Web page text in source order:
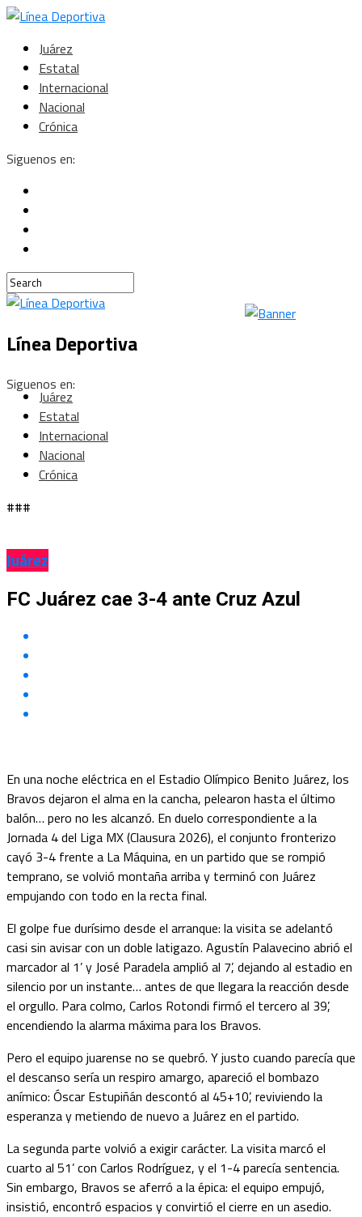
Juárez
Estatal
Internacional
Nacional
Crónica
Siguenos en:
Línea Deportiva
Siguenos en:
Juárez
Estatal
Internacional
Nacional
Crónica
###
Juárez
FC Juárez cae 3-4 ante Cruz Azul
En una noche eléctrica en el Estadio Olímpico Benito Juárez, los
Bravos dejaron el alma en la cancha, pelearon hasta el último
balón… pero no les alcanzó. En duelo correspondiente a la
Jornada 4 del Liga MX (Clausura 2026), el conjunto fronterizo
cayó 3-4 frente a La Máquina, en un partido que se rompió
temprano, se volvió montaña arriba y terminó con Juárez
empujando con todo en la recta final.
El golpe fue durísimo desde el arranque: la visita se adelantó
casi sin avisar con un doble latigazo. Agustín Palavecino abrió el
marcador al 1’ y José Paradela amplió al 7’, dejando al estadio en
silencio por un instante… antes de que llegara la reacción desde
el orgullo. Para colmo, Carlos Rotondi firmó el tercero al 39’,
encendiendo la alarma máxima para los Bravos.
Pero el equipo juarense no se quebró. Y justo cuando parecía que
el descanso sería un respiro amargo, apareció el bombazo
anímico: Óscar Estupiñán descontó al 45+10’, reviviendo la
esperanza y metiendo de nuevo a Juárez en el partido.
La segunda parte volvió a exigir carácter. La visita marcó el
cuarto al 51’ con Carlos Rodríguez, y el 1-4 parecía sentencia.
Sin embargo, Bravos se aferró a la épica: el equipo empujó,
insistió, encontró espacios y convirtió el cierre en un asedio.